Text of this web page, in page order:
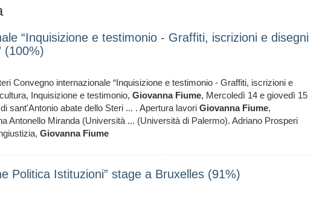
“Inquisizione e testimonio - Graffiti, iscrizioni e disegni
(100%)
Convegno internazionale “Inquisizione e testimonio - Graffiti, iscrizioni e
Inquisizione e testimonio, Giovanna Fiume, Mercoledì 14 e giovedì 15
sant'Antonio abate dello Steri ... . Apertura lavori Giovanna Fiume,
Antonello Miranda (Università ... (Università di Palermo). Adriano Prosperi
Giovanna Fiume
Politica Istituzioni” stage a Bruxelles (91%)